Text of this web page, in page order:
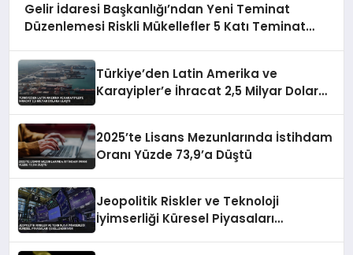
Gelir İdaresi Başkanlığı’ndan Yeni Teminat
Düzenlemesi Riskli Mükellefler 5 Katı Teminat
Türkiye’den Latin Amerika ve
Karayipler’e İhracat 2,5 Milyar Dolara
2025’te Lisans Mezunlarında İstihdam
Oranı Yüzde 73,9’a Düştü
Jeopolitik Riskler ve Teknoloji
İyimserliği Küresel Piyasaları